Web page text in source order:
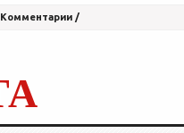
Комментарии /